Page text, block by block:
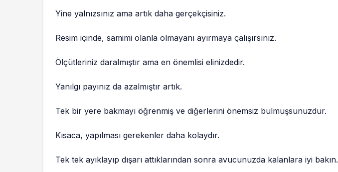
Yine yalnızsınız ama artık daha gerçekçisiniz.
Resim içinde, samimi olanla olmayanı ayırmaya çalışırsınız.
Ölçütleriniz daralmıştır ama en önemlisi elinizdedir.
Yanılgı payınız da azalmıştır artık.
Tek bir yere bakmayı öğrenmiş ve diğerlerini önemsiz bulmuşsunuzdur.
Kısaca, yapılması gerekenler daha kolaydır.
Tek tek ayıklayıp dışarı attıklarından sonra avucunuzda kalanlara iyi bakın.